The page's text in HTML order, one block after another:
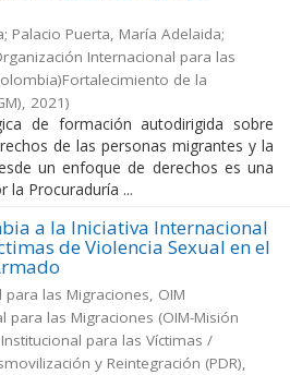
Palacio Puerta, María Adelaida;
Internacional para las
de la
, 2021)
de formación autodirigida sobre
de las personas migrantes y la
un enfoque de derechos es una
la Procuraduría ...
a la Iniciativa Internacional
de Violencia Sexual en el
las Migraciones, OIM
para las Migraciones (OIM-Misión
para las Víctimas /
y Reintegración (PDR),